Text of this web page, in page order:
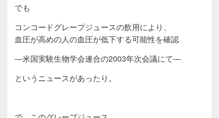
でも
コンコードグレープジュースの飲用により、
血圧が高めの人の血圧が低下する可能性を確認
―米国実験生物学会連合の2003年次会議にて―
というニュースがあったり。